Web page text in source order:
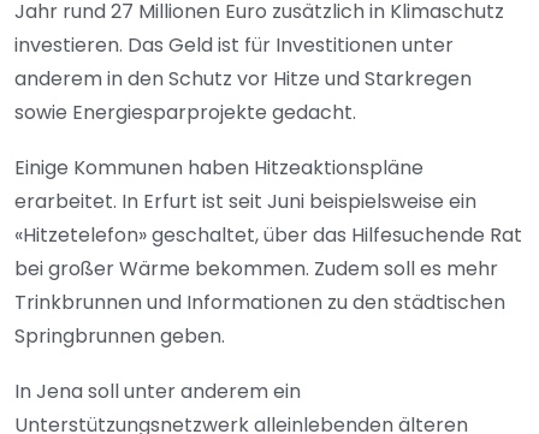
Jahr rund 27 Millionen Euro zusätzlich in Klimaschutz
investieren. Das Geld ist für Investitionen unter
anderem in den Schutz vor Hitze und Starkregen
sowie Energiesparprojekte gedacht.
Einige Kommunen haben Hitzeaktionspläne
erarbeitet. In Erfurt ist seit Juni beispielsweise ein
«Hitzetelefon» geschaltet, über das Hilfesuchende Rat
bei großer Wärme bekommen. Zudem soll es mehr
Trinkbrunnen und Informationen zu den städtischen
Springbrunnen geben.
In Jena soll unter anderem ein
Unterstützungsnetzwerk alleinlebenden älteren